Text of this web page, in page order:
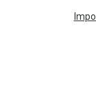
I più cercati